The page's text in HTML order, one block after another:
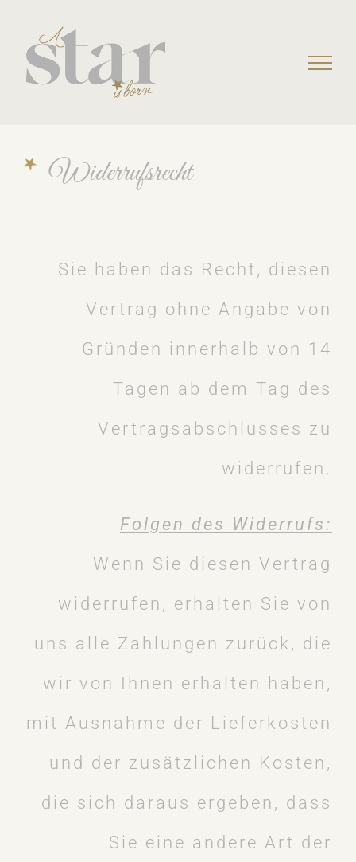
Widerrufsrecht
Sie haben das Recht, diesen
Vertrag ohne Angabe von
Gründen innerhalb von 14
Tagen ab dem Tag des
Vertragsabschlusses zu
widerrufen.
Folgen des Widerrufs:
Wenn Sie diesen Vertrag
widerrufen, erhalten Sie von
uns alle Zahlungen zurück, die
wir von Ihnen erhalten haben,
mit Ausnahme der Lieferkosten
und der zusätzlichen Kosten,
die sich daraus ergeben, dass
Sie eine andere Art der